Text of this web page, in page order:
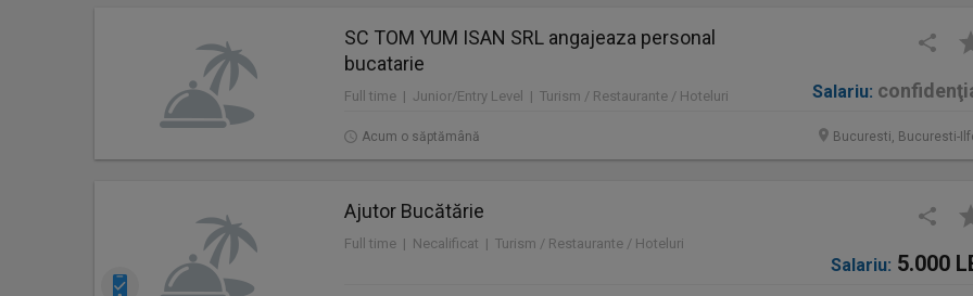
SC TOM YUM ISAN SRL angajeaza personal
bucatarie
Full time | Junior/Entry Level | Turism / Restaurante / Hoteluri Salariu:
Acum o săptămână Bucuresti, Bucuresti-
Ajutor Bucătărie
Full time | Necalificat | Turism / Restaurante / Hoteluri
Salariu: 5.000